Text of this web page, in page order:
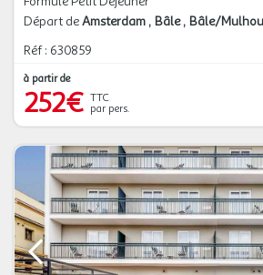
Départ deAmsterdam Bâle Bâle/
Réf : 630859
à partir de
252€ TTC
par pers.